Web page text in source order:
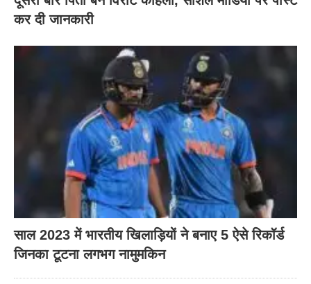
कर दी‌ जानकारी
साल 2023 में भारतीय खिलाड़ियों ने बनाए 5 ऐसे रिकॉर्ड
जिनका टूटना लगभग नामुमकिन